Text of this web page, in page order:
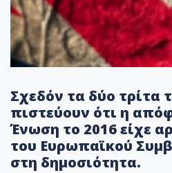
Σχεδόν τα δύο
πιστεύουν ότι η
Ένωση το 2016 είχε
του Ευρωπαϊκού
στη δημοσιότητα.